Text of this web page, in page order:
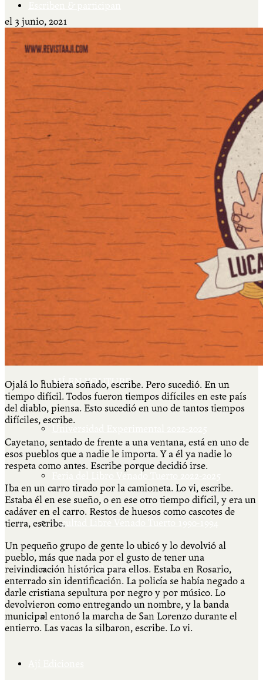
Actualidad y sociedad
Educación
Literatura
Filosofía
Psicología
Más
Actividades & contenido
AJÍ EN YOUTUBE
Facultad Libre Venado Tuerto 1990-1994
Cátedra Bailable 2018
Más
el 3 junio, 2021
Ojalá lo hubiera soñado, escribe. Pero sucedió. En un
tiempo difícil. Todos fueron tiempos difíciles en este país
del diablo, piensa. Esto sucedió en uno de tantos tiempos
difíciles, escribe.
Cayetano, sentado de frente a una ventana, está en uno de
esos pueblos que a nadie le importa. Y a él ya nadie lo
respeta como antes. Escribe porque decidió irse.
Iba en un carro tirado por la camioneta. Lo vi, escribe.
Estaba él en ese sueño, o en ese otro tiempo difícil, y era un
cadáver en el carro. Restos de huesos como cascotes de
tierra, escribe.
Un pequeño grupo de gente lo ubicó y lo devolvió al
pueblo, más que nada por el gusto de tener una
reivindicación histórica para ellos. Estaba en Rosario,
enterrado sin identificación. La policía se había negado a
darle cristiana sepultura por negro y por músico. Lo
devolvieron como entregando un nombre, y la banda
municipal entonó la marcha de San Lorenzo durante el
entierro. Las vacas la silbaron, escribe. Lo vi.